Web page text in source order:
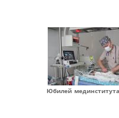
Юбилей